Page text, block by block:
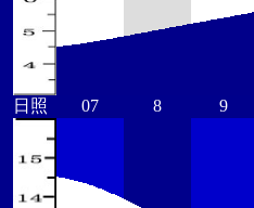
日照 07 8 9